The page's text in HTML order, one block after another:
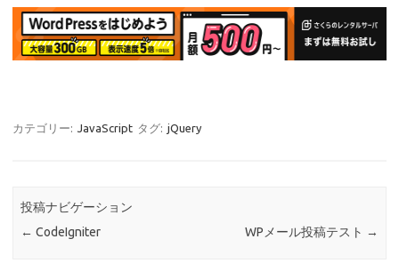
カテゴリー: JavaScript タグ: jQuery
投稿ナビゲーション
← CodeIgniter WPメール投稿テスト →